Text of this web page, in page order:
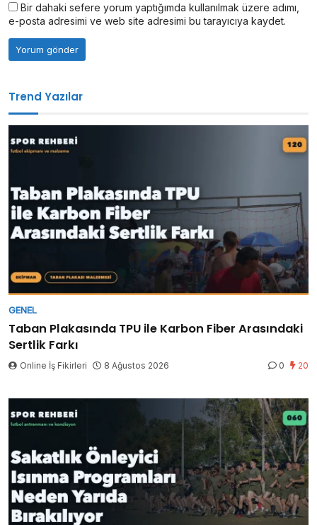
Bir dahaki sefere yorum yaptığımda kullanılmak üzere adımı,
e-posta adresimi ve web site adresimi bu tarayıcıya kaydet.
Trend Yazılar
GENEL
Taban Plakasında TPU ile Karbon Fiber Arasındaki
Sertlik Farkı
Online İş Fikirleri 8 Ağustos 2026 0 20